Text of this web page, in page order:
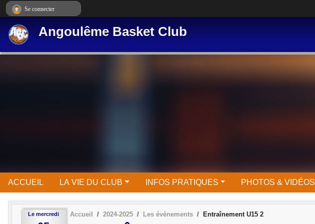
Angoulême Basket Club
ACCUEIL LA VIE DU CLUB INFOS PRATIQUES PHOTOS & VIDÉOS
Le mercredi Accueil 2024-2025 Les évènements Entraînement U15 2
Se connecter
Panneau de gestion des cookies